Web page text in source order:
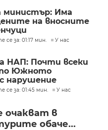
министър: Има
на вносните
се за: 01:17 мин. У нас
НАП: Почти всеки
Южното
нарушение
се за: 01:45 мин. У нас
очакват в
обаче...